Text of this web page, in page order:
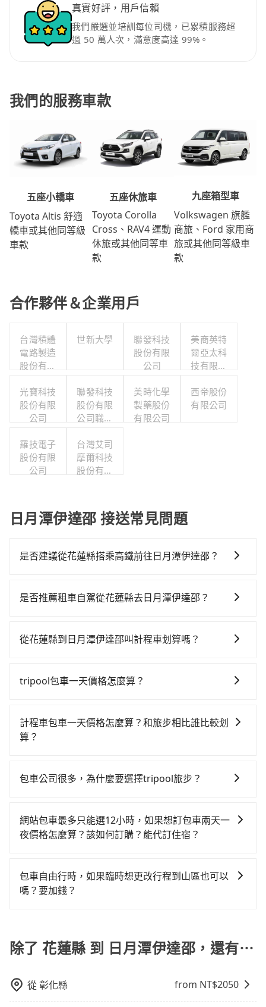
真實好評，用戶信賴
我們嚴選並培訓每位司機，已累積服務超
過 50 萬人次，滿意度高達 99%。
我們的服務車款
五座小轎車
Toyota Altis 舒適
轎車或其他同等級
車款
五座休旅車
Toyota Corolla
Cross、RAV4 運動
休旅或其他同等車
款
九座箱型車
Volkswagen 旗艦
商旅、Ford 家用商
旅或其他同等級車
款
合作夥伴＆企業用戶
台灣積體
電路製造
股份有限
世新大學
聯發科技
股份有限
公司
美商英特
爾亞太科
技有限公
光寶科技
股份有限
公司
聯發科技
股份有限
公司職工
會
美時化學
製藥股份
有限公司
西帝股份
有限公司
羅技電子
股份有限
公司
台灣艾司
摩爾科技
股份有限
日月潭伊達邵 接送常見問題
是否建議從花蓮縣搭乘高鐵前往日月潭伊達邵？
時，且難叫計程車前往高鐵站！從最早06:15一直到
車花費約5,200元、車程約225分鐘。抵達高鐵站後，步
鐵站，每人票價750元，再用10分鐘出站、等待車站前
加上轉車時間共6小時32分鐘，假設一人獨行，交通費總
計8,450元。不過花蓮縣領有合法執照的計程車僅有
一輛小黃了，花蓮縣少部分小黃司機不按表收費，看乘
小時50分鐘。選擇搭乘高鐵而不預約包車，不僅至少額
外負擔1,830元車資，而且更會額外浪費102分鐘在轉乘
是否推薦租車自駕從花蓮縣去日月潭伊達邵？
在車上休息，那在花蓮縣花蓮市有約20間租車車行，比
Nissan Tiida，一天租金約$1,500，九人座如Hyundai
約40元）、保險費、罰單另計多數租車合約上都會載明
每日里程限定200~400公里，超過還會額外加收
（花蓮市）與日月潭伊達邵，預計的小轎車花費為
整天確實就非常方便划算，但前提就是犧牲了當天要開
車的親友的遊玩興緻。再者，租車地點可能離你的住家/
簽約與車體檢查，甚至還要先自行加滿油，如遇到不肖
業者，還車時可能遭遇各種莫名理由而被額外收費，風
從花蓮縣到日月潭伊達邵叫計程車划算嗎？
灣大車隊，如果在路邊攔不到車，也可考慮打電話至附
3,970~6,000元間。不過花蓮縣僅有合法計程車約1,010
輛，計程車密度為雙北的0.5%，也就是說要臨時叫到小
叫，該縣市僅有約342輛計程車，建議事先做好規劃。再
雖然花蓮縣到日月潭伊達邵的跳表小黃可能較為便宜，
但仍有臨時攔不到車以及計程車司機不跳錶計費的風
你。
tripool包車一天價格怎麼算？
需行程的公里數及車型而有所不同，建議可以直接上旅
步官網一鍵查價，即時試算您包車費用，清楚透明，且
計程車包車一天價格怎麼算？和旅步相比誰比較划
算？
格通常是根據時間或距離來計算，而且在不同城市和地
之前，最好先詢問清楚具體價格和注意事項。相比之
下，旅步的包車服務價格相對更為透明和具體，一般是
用。
包車公司很多，為什麼要選擇tripool旅步？
以依照您行程人數的需求進行選擇。此外，為確保您的
旅途安全無憂，我們的司機都是專業且可靠的職業駕
策，讓您在規劃行程時能更無後顧之憂。無論您是要前
往市區還是郊區，我們都可以為您提供最佳的旅遊體
網站包車最多只能選12小時，如果想訂包車兩天一
夜價格怎麼算？該如何訂購？能代訂住宿？
需要連續兩天的包車服務，可以在官網上分開預定兩天
的行程。另外，目前旅步只提供接送服務，暫不提供代
包車自由行時，如果臨時想更改行程到山區也可以
嗎？要加錢？
行額外的費用收取。但是，這些費用會在您下訂單後、
出發前先與您進行確認，確保您明確知道所有的費用。
心地享受旅步為您提供的服務。
除了 花蓮縣 到 日月潭伊達邵，還有⋯
從彰化縣 from NT$2050